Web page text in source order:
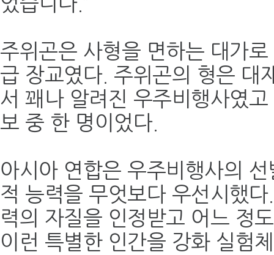
주위곤은 사형을 면하는 대가
급 장교였다. 주위곤의 형은 대
서 꽤나 알려진 우주비행사였
보 중 한 명이었다.
아시아 연합은 우주비행사의
적 능력을 무엇보다 우선시했
력의 자질을 인정받고 어느 정
이런 특별한 인간을 강화 실험